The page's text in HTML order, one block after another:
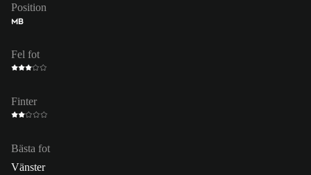
Position
MB
Fel fot
Finter
Bästa fot
Vänster